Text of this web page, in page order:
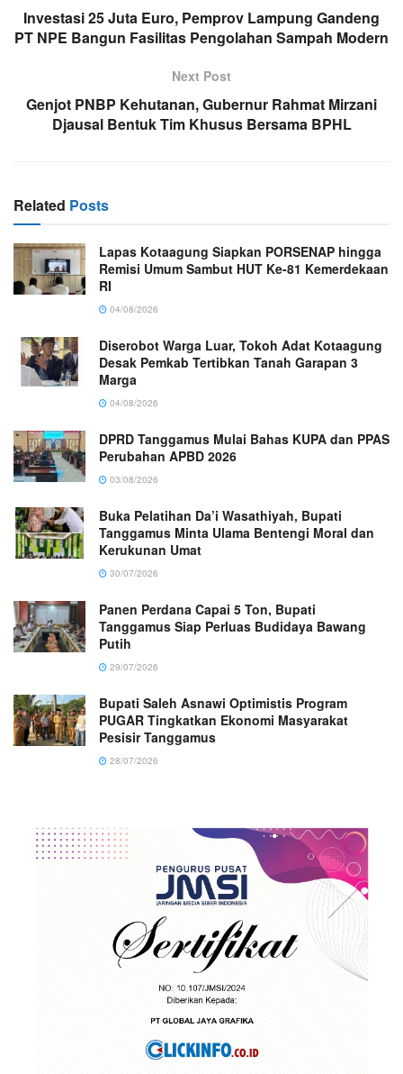
Investasi 25 Juta Euro, Pemprov Lampung Gandeng
PT NPE Bangun Fasilitas Pengolahan Sampah Modern
Next Post
Genjot PNBP Kehutanan, Gubernur Rahmat Mirzani
Djausal Bentuk Tim Khusus Bersama BPHL
Related Posts
Lapas Kotaagung Siapkan PORSENAP hingga
Remisi Umum Sambut HUT Ke-81 Kemerdekaan
RI
04/08/2026
Diserobot Warga Luar, Tokoh Adat Kotaagung
Desak Pemkab Tertibkan Tanah Garapan 3
Marga
04/08/2026
DPRD Tanggamus Mulai Bahas KUPA dan PPAS
Perubahan APBD 2026
03/08/2026
Buka Pelatihan Da’i Wasathiyah, Bupati
Tanggamus Minta Ulama Bentengi Moral dan
Kerukunan Umat
30/07/2026
Panen Perdana Capai 5 Ton, Bupati
Tanggamus Siap Perluas Budidaya Bawang
Putih
29/07/2026
Bupati Saleh Asnawi Optimistis Program
PUGAR Tingkatkan Ekonomi Masyarakat
Pesisir Tanggamus
28/07/2026